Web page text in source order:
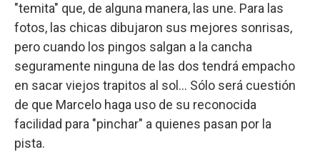
"temita" que, de alguna manera, las une. Para las
fotos, las chicas dibujaron sus mejores sonrisas,
pero cuando los pingos salgan a la cancha
seguramente ninguna de las dos tendrá empacho
en sacar viejos trapitos al sol... Sólo será cuestión
de que Marcelo haga uso de su reconocida
facilidad para "pinchar" a quienes pasan por la
pista.